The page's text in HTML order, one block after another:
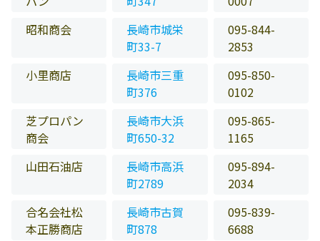
昭和商会
長崎市城栄
町33-7
095-844-
2853
小里商店
長崎市三重
町376
095-850-
0102
芝プロパン
商会
長崎市大浜
町650-32
095-865-
1165
山田石油店
長崎市高浜
町2789
095-894-
2034
合名会社松
本正勝商店
長崎市古賀
町878
095-839-
6688